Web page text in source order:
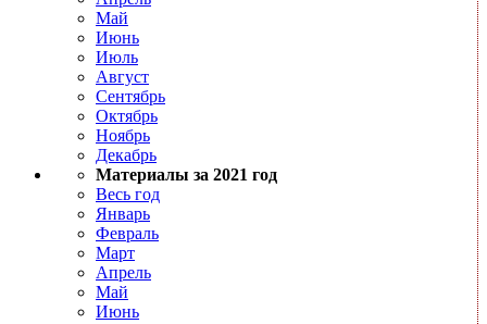
Май
Июнь
Июль
Август
Сентябрь
Октябрь
Ноябрь
Декабрь
Материалы за 2021 год
Весь год
Январь
Февраль
Март
Апрель
Май
Июнь